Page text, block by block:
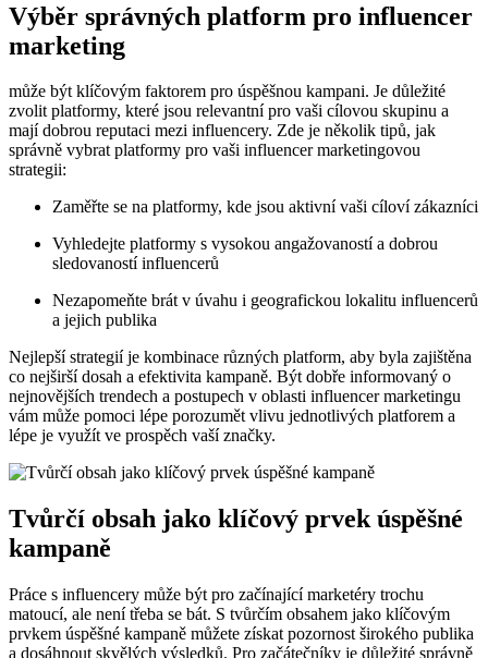
Výběr správných platform pro influencer
marketing
může být klíčovým faktorem pro úspěšnou kampani. Je důležité
zvolit platformy, které jsou relevantní pro vaši cílovou skupinu a
mají dobrou reputaci mezi influencery. Zde je několik tipů, jak
správně vybrat platformy pro vaši influencer marketingovou
strategii:
Zaměřte se na platformy, kde jsou aktivní vaši cíloví zákazníci
Vyhledejte platformy s vysokou angažovaností a dobrou
sledovaností influencerů
Nezapomeňte brát v úvahu i geografickou lokalitu influencerů
a jejich publika
Nejlepší strategií je kombinace různých platform, aby byla zajištěna
co nejširší dosah a efektivita kampaně. Být dobře informovaný o
nejnovějších trendech a postupech v oblasti influencer marketingu
vám může pomoci lépe porozumět vlivu jednotlivých platforem a
lépe je využít ve prospěch vaší značky.
Tvůrčí obsah jako klíčový prvek úspěšné
kampaně
Práce s influencery může být pro začínající marketéry trochu
matoucí, ale není třeba se bát. S tvůrčím obsahem jako klíčovým
prvkem úspěšné kampaně můžete získat pozornost širokého publika
a dosáhnout skvělých výsledků. Pro začátečníky je důležité správně